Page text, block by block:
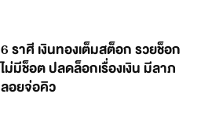
6 ราศี เงินทองเต็มสต็อก รวยช็อก
ไม่มีช็อต ปลดล็อกเรื่องเงิน มีลาภ
ลอยจ่อคิว